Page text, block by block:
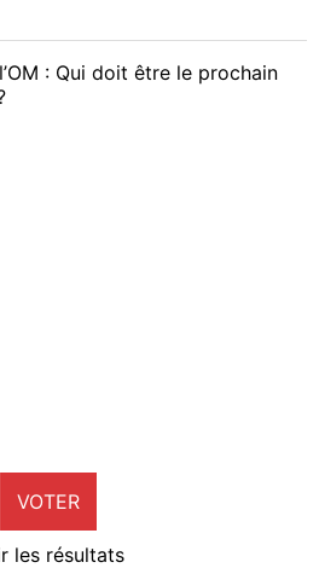
: Qui doit être le prochain
VOTER
les résultats